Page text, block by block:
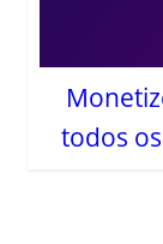
todos